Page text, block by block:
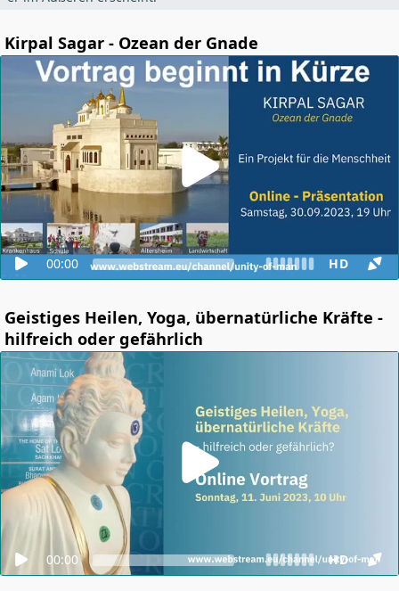
Kirpal Sagar - Ozean der Gnade
00:00 HD
Geistiges Heilen, Yoga, übernatürliche Kräfte -
hilfreich oder gefährlich
00:00 HD